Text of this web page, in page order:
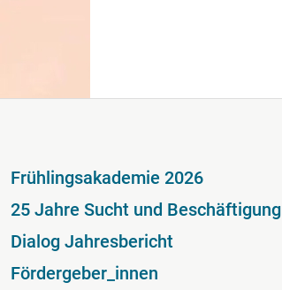
Fußzeile
Frühlingsakademie 2026
25 Jahre Sucht und Beschäftigung
Dialog Jahresbericht
Fördergeber_innen